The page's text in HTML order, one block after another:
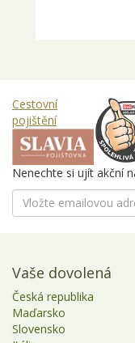
Cestovní
pojištění
Nenechte si ujít akční
Vaše dovolená
Česká republika
Maďarsko
Slovensko